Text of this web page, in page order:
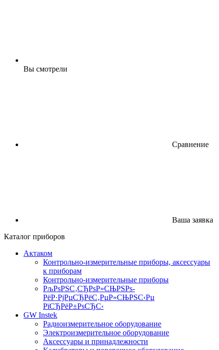
Вы смотрели
Сравнение
Ваша заявка
Каталог приборов
Актаком
Контрольно-измерительные приборы, аксессуары
к приборам
Контрольно-измерительные приборы
РљРѕРЅС‚СЂРѕР»СЊРЅРѕ-
РёР·РјРµСЂРёС‚РµР»СЊРЅС‹Рµ
РїСЂРёР±РѕСЂС‹
GW Instek
Радиоизмерительное оборудование
Электроизмерительное оборудование
Аксессуары и принадлежности